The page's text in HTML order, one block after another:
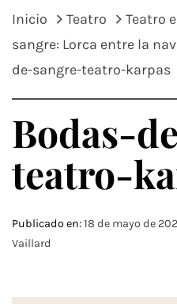
Inicio Teatro Teatro
sangre: Lorca entre la
de-sangre-teatro-karpas
Bodas-
teatro-
Publicado en:18 de mayo de
Vaillard